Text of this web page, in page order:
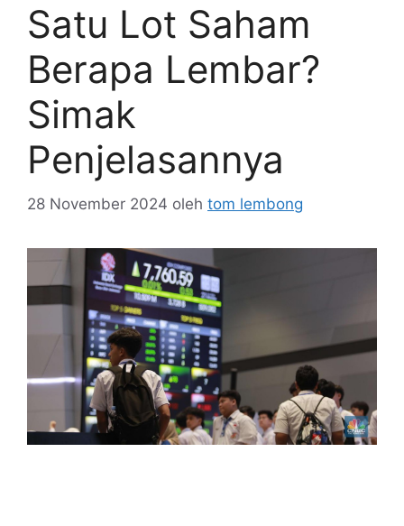
Satu Lot Saham
Berapa Lembar?
Simak
Penjelasannya
28 November 2024 oleh tom lembong